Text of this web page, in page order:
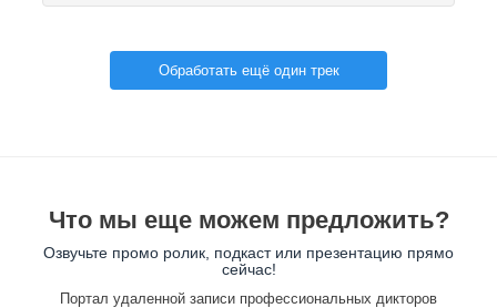
Обработать ещё один трек
Что мы еще можем предложить?
Озвучьте промо ролик, подкаст или презентацию прямо
сейчас!
Портал удаленной записи профессиональных дикторов